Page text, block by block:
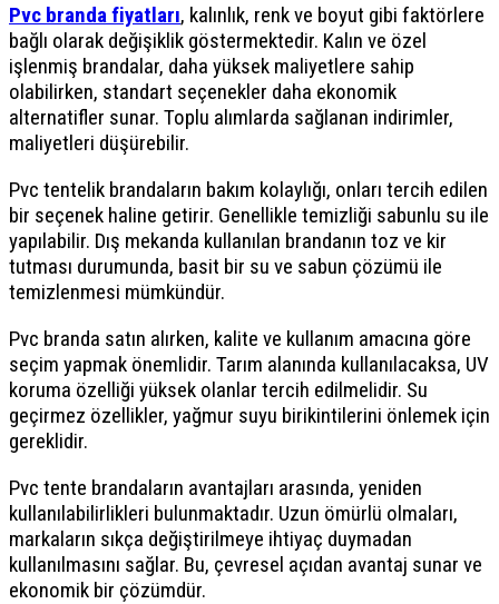
Pvc branda fiyatları, kalınlık, renk ve boyut gibi faktörlere
bağlı olarak değişiklik göstermektedir. Kalın ve özel
işlenmiş brandalar, daha yüksek maliyetlere sahip
olabilirken, standart seçenekler daha ekonomik
alternatifler sunar. Toplu alımlarda sağlanan indirimler,
maliyetleri düşürebilir.
Pvc tentelik brandaların bakım kolaylığı, onları tercih edilen
bir seçenek haline getirir. Genellikle temizliği sabunlu su ile
yapılabilir. Dış mekanda kullanılan brandanın toz ve kir
tutması durumunda, basit bir su ve sabun çözümü ile
temizlenmesi mümkündür.
Pvc branda satın alırken, kalite ve kullanım amacına göre
seçim yapmak önemlidir. Tarım alanında kullanılacaksa, UV
koruma özelliği yüksek olanlar tercih edilmelidir. Su
geçirmez özellikler, yağmur suyu birikintilerini önlemek için
gereklidir.
Pvc tente brandaların avantajları arasında, yeniden
kullanılabilirlikleri bulunmaktadır. Uzun ömürlü olmaları,
markaların sıkça değiştirilmeye ihtiyaç duymadan
kullanılmasını sağlar. Bu, çevresel açıdan avantaj sunar ve
ekonomik bir çözümdür.